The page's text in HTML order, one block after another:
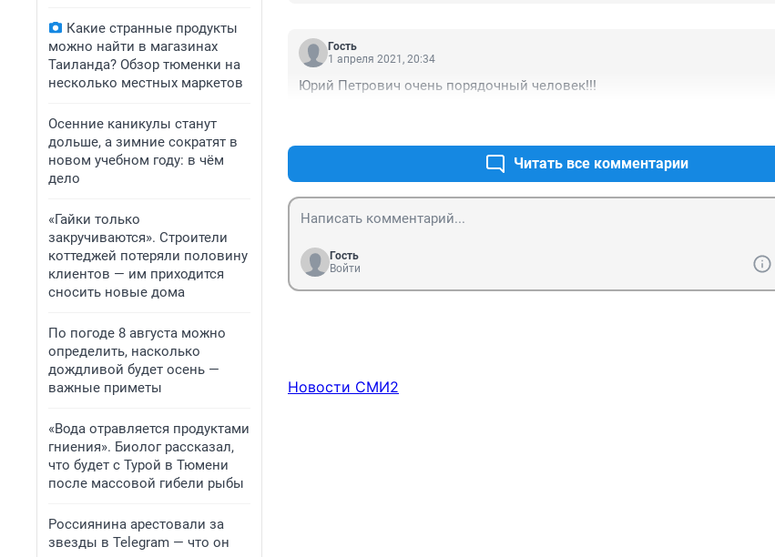
Какие странные продукты
можно найти в магазинах
Таиланда? Обзор тюменки на
несколько местных маркетов
Осенние каникулы станут
дольше, а зимние сократят в
новом учебном году: в чём
дело
«Гайки только
закручиваются». Строители
коттеджей потеряли половину
клиентов — им приходится
сносить новые дома
По погоде 8 августа можно
определить, насколько
дождливой будет осень —
важные приметы
«Вода отравляется продуктами
гниения». Биолог рассказал,
что будет с Турой в Тюмени
после массовой гибели рыбы
Россиянина арестовали за
звезды в Telegram — что он
Гость
1 апреля 2021, 20:34
Юрий Петрович очень порядочный человек!!!
Читать все комментарии
Гость
Войти
Новости СМИ2